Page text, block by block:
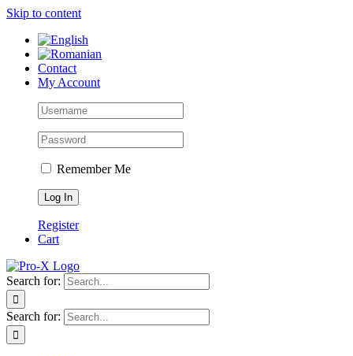
Skip to content
Contact
My Account
Remember Me
Register
Cart
Search for:
Search for: